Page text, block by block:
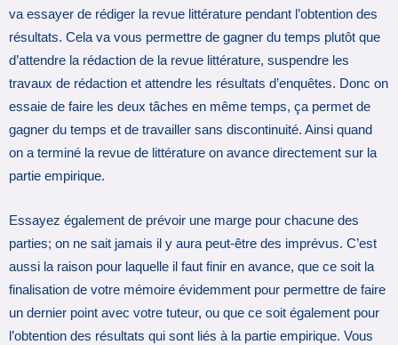
va essayer de rédiger la revue littérature pendant l’obtention des
résultats. Cela va vous permettre de gagner du temps plutôt que
d’attendre la rédaction de la revue littérature, suspendre les
travaux de rédaction et attendre les résultats d’enquêtes. Donc on
essaie de faire les deux tâches en même temps, ça permet de
gagner du temps et de travailler sans discontinuité. Ainsi quand
on a terminé la revue de littérature on avance directement sur la
partie empirique.
Essayez également de prévoir une marge pour chacune des
parties; on ne sait jamais il y aura peut-être des imprévus. C’est
aussi la raison pour laquelle il faut finir en avance, que ce soit la
finalisation de votre mémoire évidemment pour permettre de faire
un dernier point avec votre tuteur, ou que ce soit également pour
l’obtention des résultats qui sont liés à la partie empirique. Vous